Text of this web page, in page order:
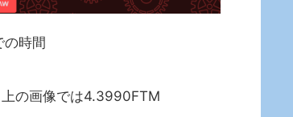
時間
の画像では4.3990FTM